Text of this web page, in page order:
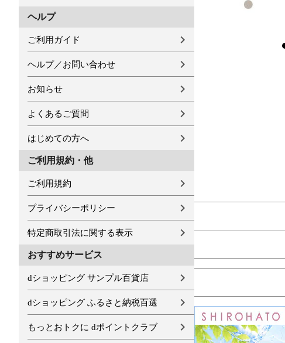
ヘルプ
ご利用ガイド
ヘルプ／お問い合わせ
お知らせ
よくあるご質問
はじめての方へ
ご利用規約・他
ご利用規約
プライバシーポリシー
特定商取引法に関する表示
おすすめサービス
dショッピング サンプル百貨店
dショッピング ふるさと納税百選
もっとおトクに dポイントクラブ